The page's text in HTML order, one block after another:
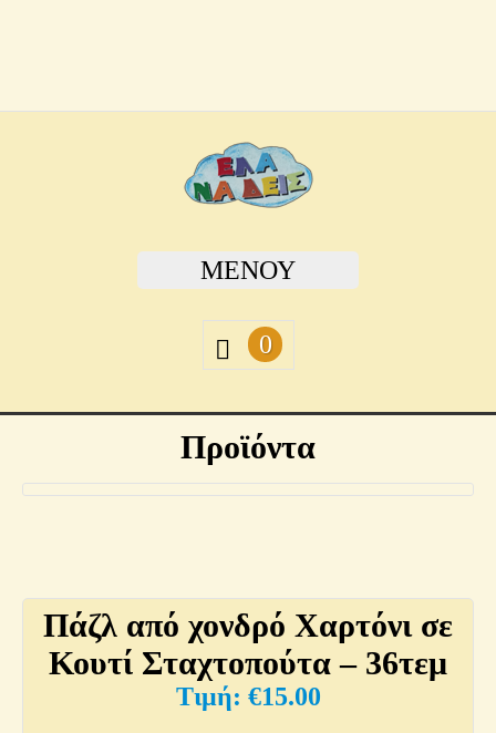
ΜΕΝΟΎ
0
Προϊόντα
Πάζλ από χονδρό Χαρτόνι σε
Κουτί Σταχτοπούτα – 36τεμ
€15.00